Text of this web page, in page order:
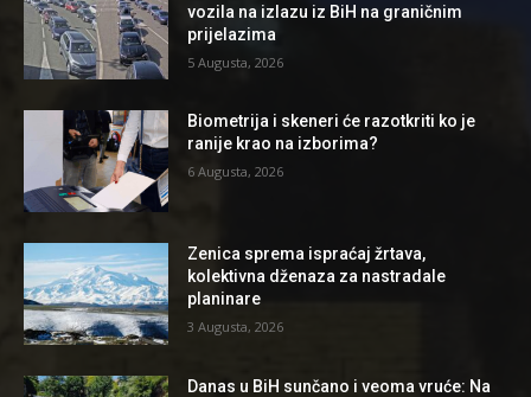
vozila na izlazu iz BiH na graničnim
prijelazima
5 Augusta, 2026
Biometrija i skeneri će razotkriti ko je
ranije krao na izborima?
6 Augusta, 2026
Zenica sprema ispraćaj žrtava,
kolektivna dženaza za nastradale
planinare
3 Augusta, 2026
Danas u BiH sunčano i veoma vruće: Na